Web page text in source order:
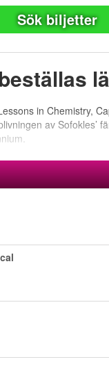
Sök biljetter
in Chemistry,
av Sofokles’